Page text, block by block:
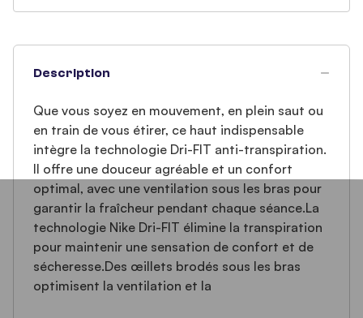
Description
Que vous soyez en mouvement, en plein saut ou
en train de vous étirer, ce haut indispensable
intègre la technologie Dri-FIT anti-transpiration.
Il offre une douceur agréable et un confort
optimal, avec une ventilation sous les bras pour
garantir la fraîcheur pendant chaque séance.La
technologie Nike Dri-FIT élimine la transpiration
pour maintenir une sensation de confort et de
sécheresse.Des œillets brodés sous les bras
optimisent la ventilation et la